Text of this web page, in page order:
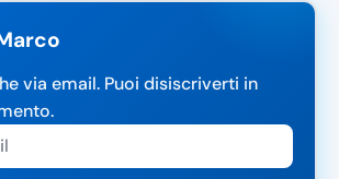
via email. Puoi disiscriverti in